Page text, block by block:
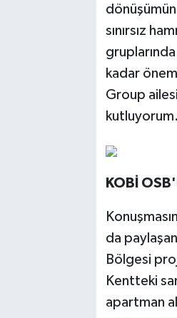
sınırsız
kadar
Group
KOBİ
da
Bölgesi
Kentteki
apartman